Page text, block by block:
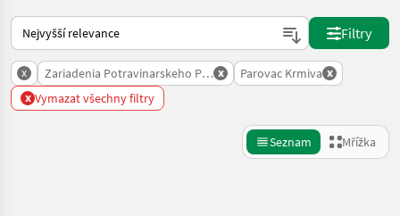
Takto se řadí nabídky na Landwirt.com
Filtry
x Zariadenia Potravinarskeho Priemyslu
x Parovac Krmiva x
x Vymazat všechny filtry
Seznam Mřížka